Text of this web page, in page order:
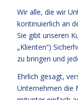
Wir alle, die wir
kontinuierlich an
Sie gibt unseren
„Klienten“)
zu bringen und
Ehrlich gesagt,
Unternehmen die